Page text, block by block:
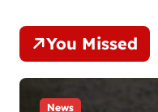
You Missed
News